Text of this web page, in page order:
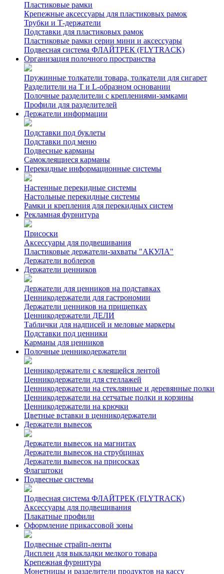
Пластиковые рамки
Крепежные аксессуары для пластиковых рамок
Трубки и Т-держатели
Подставки для пластиковых рамок
Пластиковые рамки серии мини и аксессуары
Подвесная система ФЛАЙТРЕК (FLYTRACK)
Организация полочного пространства
Пружинные толкатели товара, толкатели для сигарет
Разделители на Т и L-образном основании
Полочные разделители с креплениями-замками
Профили для разделителей
Держатели информации
Подставки под буклеты
Подставки под меню
Подвесные карманы
Самоклеящиеся карманы
Перекидные информационные системы
Настенные перекидные системы
Настольные перекидные системы
Рамки и крепления для перекидных систем
Рекламная фурнитура
Присоски
Аксессуары для подвешивания
Пластиковые держатели-захваты "АКУЛА"
Держатели воблеров
Держатели ценников
Держатели для ценников на подставках
Ценникодержатели для гастрономии
Держатели ценников на прищепках
Ценникодержатели ДЕЛИ
Таблички для надписей и меловые маркеры
Подставки под ценники
Карманы для ценников
Полочные ценникодержатели
Ценникодержатели с клеящейся лентой
Ценникодержатели для стеллажей
Ценникодержатели на стеклянные и деревянные полки
Ценникодержатели на сетчатые полки и корзины
Ценникодержатели на крючки
Цветные вставки в ценникодержатели
Держатели вывесок
Держатели вывесок на магнитах
Держатели вывесок на струбцинах
Держатели вывесок на присосках
Флагштоки
Подвесные системы
Подвесная система ФЛАЙТРЕК (FLYTRACK)
Аксессуары для подвешивания
Плакатные профили
Оформление прикассовой зоны
Подвесные страйп-ленты
Дисплеи для выкладки мелкого товара
Крепежная фурнитура
Монетницы и разделители продуктов на кассу